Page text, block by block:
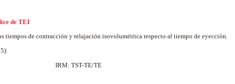
de TEI
tiempos de contracción y relajación isovolumétrica respecto al tiempo de eyección.
IRM: TST-TE/TE